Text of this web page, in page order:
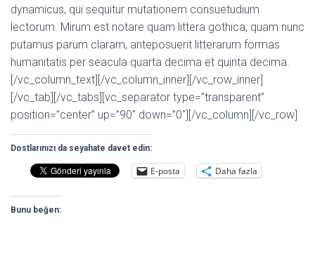
dynamicus, qui sequitur mutationem consuetudium
lectorum. Mirum est notare quam littera gothica, quam nunc
putamus parum claram, anteposuerit litterarum formas
humanitatis per seacula quarta decima et quinta decima.
[/vc_column_text][/vc_column_inner][/vc_row_inner]
[/vc_tab][/vc_tabs][vc_separator type=”transparent”
position=”center” up=”90″ down=”0″][/vc_column][/vc_row]
Dostlarınızı da seyahate davet edin:
E-posta Daha fazla
Bunu beğen: